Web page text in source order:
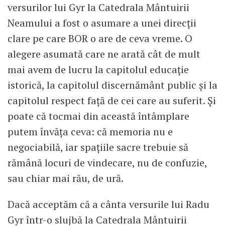
versurilor lui Gyr la Catedrala Mântuirii
Neamului a fost o asumare a unei direcții
clare pe care BOR o are de ceva vreme. O
alegere asumată care ne arată cât de mult
mai avem de lucru la capitolul educație
istorică, la capitolul discernământ public și la
capitolul respect față de cei care au suferit. Și
poate că tocmai din această întâmplare
putem învăța ceva: că memoria nu e
negociabilă, iar spațiile sacre trebuie să
rămână locuri de vindecare, nu de confuzie,
sau chiar mai rău, de ură.
Dacă acceptăm că a cânta versurile lui Radu
Gyr într-o slujbă la Catedrala Mântuirii